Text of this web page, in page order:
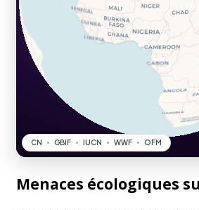
Menaces écologiques